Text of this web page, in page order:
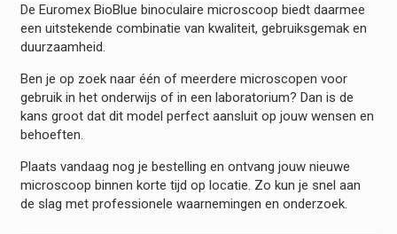
De Euromex BioBlue binoculaire microscoop biedt daarmee
een uitstekende combinatie van kwaliteit, gebruiksgemak en
duurzaamheid.
Ben je op zoek naar één of meerdere microscopen voor
gebruik in het onderwijs of in een laboratorium? Dan is de
kans groot dat dit model perfect aansluit op jouw wensen en
behoeften.
Plaats vandaag nog je bestelling en ontvang jouw nieuwe
microscoop binnen korte tijd op locatie. Zo kun je snel aan
de slag met professionele waarnemingen en onderzoek.